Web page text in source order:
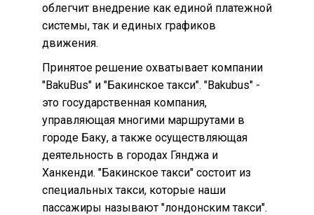
облегчит внедрение как единой платежной
системы, так и единых графиков
движения.
Принятое решение охватывает компании
"BakuBus" и "Бакинское такси". "Bakubus" -
это государственная компания,
управляющая многими маршрутами в
городе Баку, а также осуществляющая
деятельность в городах Гянджа и
Ханкенди. "Бакинское такси" состоит из
специальных такси, которые наши
пассажиры называют "лондонским такси".